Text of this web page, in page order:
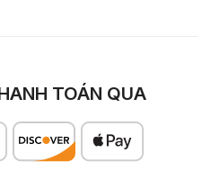
TOÁN QUA